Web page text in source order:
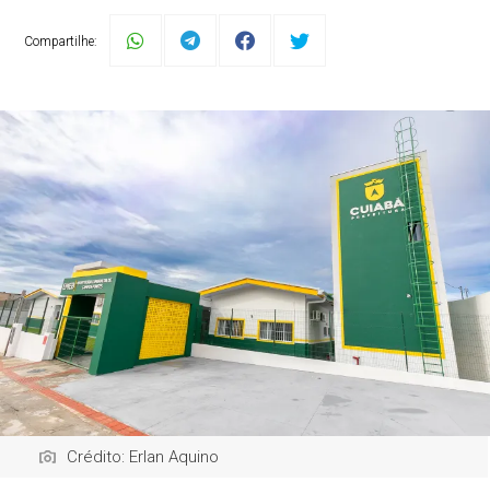
Compartilhe:
Crédito: Erlan Aquino